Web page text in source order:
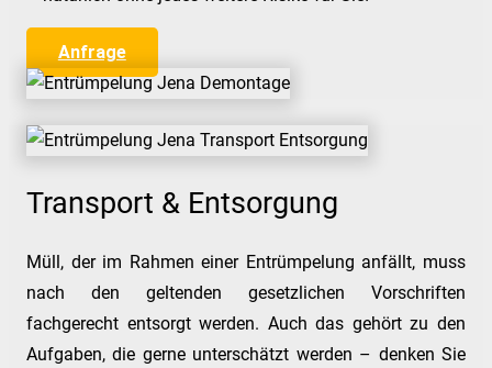
Anfrage
Transport & Entsorgung
Müll, der im Rahmen einer Entrümpelung anfällt, muss
nach den geltenden gesetzlichen Vorschriften
fachgerecht entsorgt werden. Auch das gehört zu den
Aufgaben, die gerne unterschätzt werden – denken Sie